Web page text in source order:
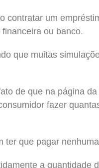
contratar um
ou banco.
que muitas
de que na página
fazer
ter que pagar
a quantidade